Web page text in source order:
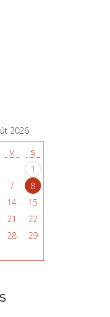
2026
V S
1
7
8
14
15
21
22
28
29